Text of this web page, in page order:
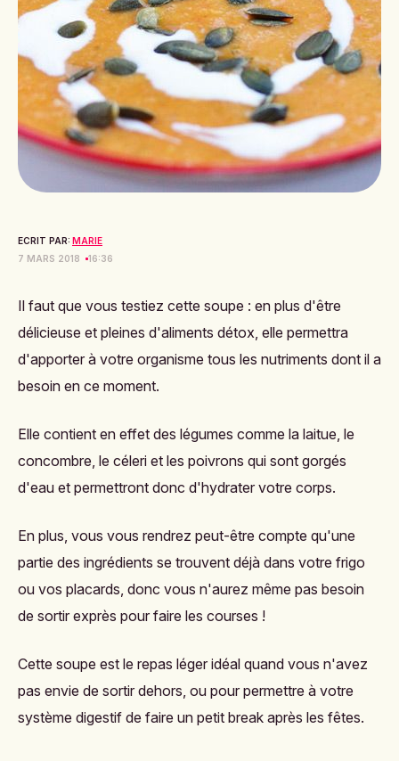
ECRIT PAR: MARIE
7 MARS 2018
16:36
Il faut que vous testiez cette soupe : en plus d'être
délicieuse et pleines d'aliments détox, elle permettra
d'apporter à votre organisme tous les nutriments dont il a
besoin en ce moment.
Elle contient en effet des légumes comme la laitue, le
concombre, le céleri et les poivrons qui sont gorgés
d'eau et permettront donc d'hydrater votre corps.
En plus, vous vous rendrez peut-être compte qu'une
partie des ingrédients se trouvent déjà dans votre frigo
ou vos placards, donc vous n'aurez même pas besoin
de sortir exprès pour faire les courses !
Cette soupe est le repas léger idéal quand vous n'avez
pas envie de sortir dehors, ou pour permettre à votre
système digestif de faire un petit break après les fêtes.